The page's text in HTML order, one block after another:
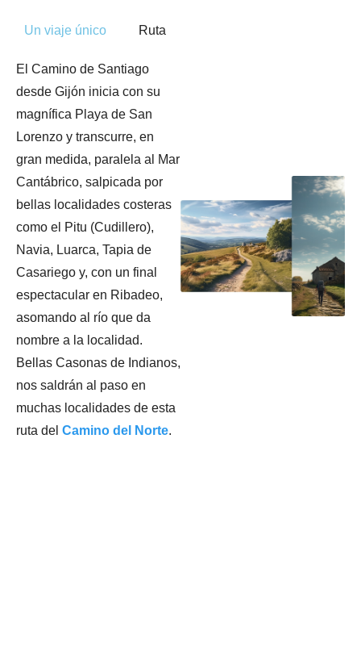
Un viaje único Ruta
El Camino de Santiago
desde Gijón inicia con su
magnífica Playa de San
Lorenzo y transcurre, en
gran medida, paralela al Mar
Cantábrico, salpicada por
bellas localidades costeras
como el Pitu (Cudillero),
Navia, Luarca, Tapia de
Casariego y, con un final
espectacular en Ribadeo,
asomando al río que da
nombre a la localidad.
Bellas Casonas de Indianos,
nos saldrán al paso en
muchas localidades de esta
ruta del Camino del Norte.